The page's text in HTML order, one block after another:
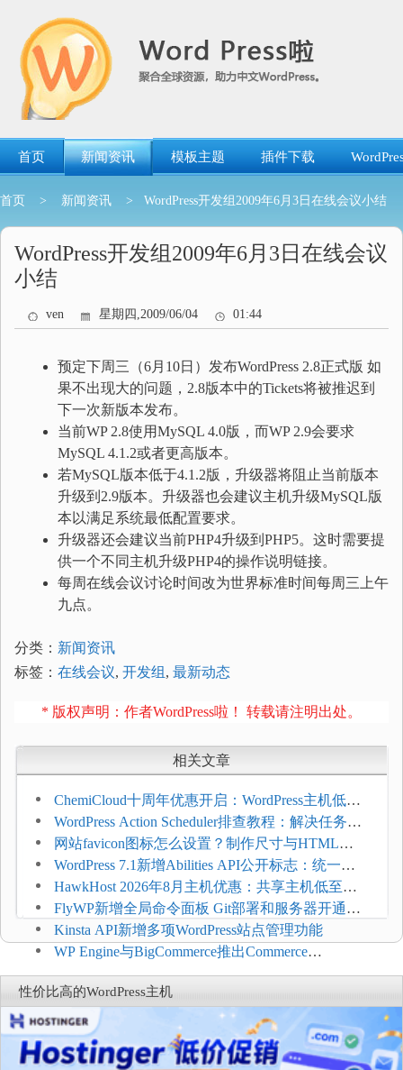
首页 新闻资讯 模板主题 插件下载
首页 > 新闻资讯 > WordPress开发组2009年6月3日在线会议小结
WordPress开发组2009年6月3日在线会议
小结
ven 星期四,2009/06/04 01:44
预定下周三（6月10日）发布WordPress 2.8正式版 如
果不出现大的问题，2.8版本中的Tickets将被推迟到
下一次新版本发布。
当前WP 2.8使用MySQL 4.0版，而WP 2.9会要求
MySQL 4.1.2或者更高版本。
若MySQL版本低于4.1.2版，升级器将阻止当前版本
升级到2.9版本。升级器也会建议主机升级MySQL版
本以满足系统最低配置要求。
升级器还会建议当前PHP4升级到PHP5。这时需要提
供一个不同主机升级PHP4的操作说明链接。
每周在线会议讨论时间改为世界标准时间每周三上午
九点。
分类： 新闻资讯
标签： 在线会议, 开发组 , 最新动态
* 版权声明：作者WordPress啦！ 转载请注明出处。
相关文章
ChemiCloud十周年优惠开启：WordPress主机低至
$1.49/月，最高88%折扣并赠免费域名迁移
WordPress Action Scheduler排查教程：解决任务积
压和订单延迟
网站favicon图标怎么设置？制作尺寸与HTML添
加方法
WordPress 7.1新增Abilities API公开标志：统一支
持REST API、MCP与AI代理
HawkHost 2026年8月主机优惠：共享主机低至
$2.61/月，高性能主机同步折扣
FlyWP新增全局命令面板 Git部署和服务器开通更
方便
Kinsta API新增多项WordPress站点管理功能
WP Engine与BigCommerce推出Commerce
Connect：WordPress商店可保留前台体验并扩展电
商能力
性价比高的WordPress主机